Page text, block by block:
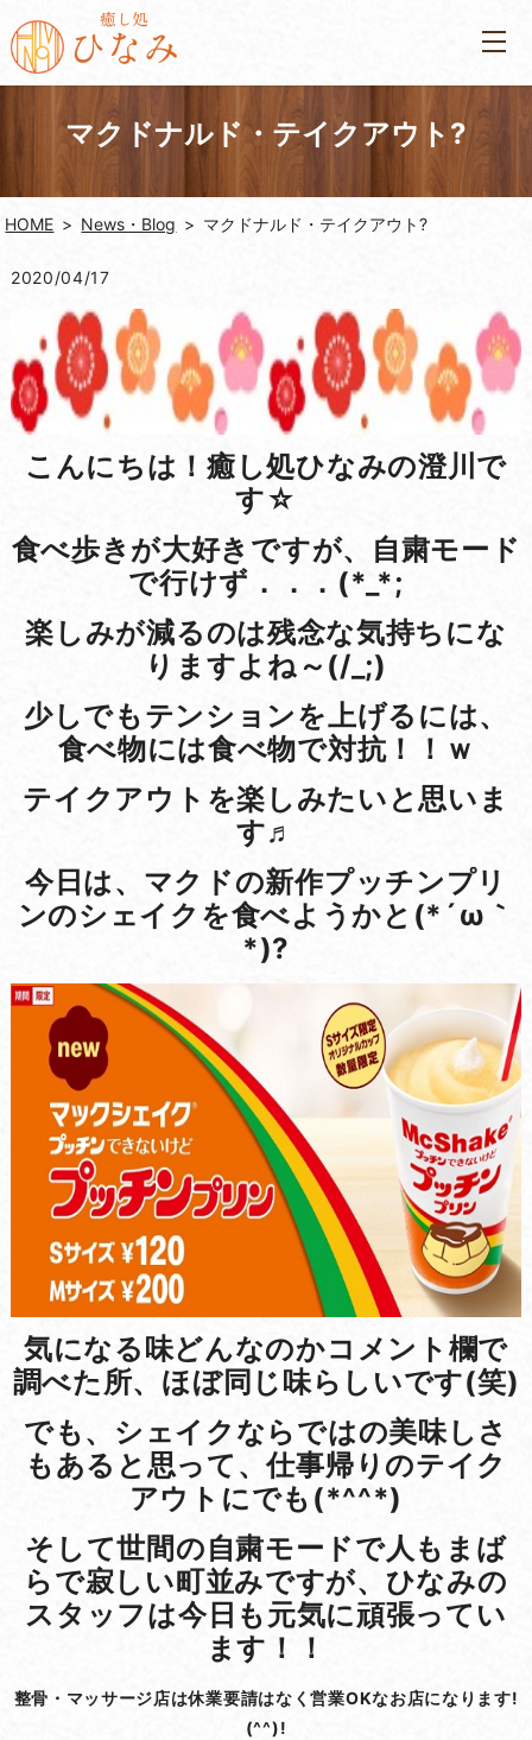
マクドナルド・テイクアウト?
HOME News・Blog マクドナルド・テイクアウト?
2020/04/17
こんにちは！癒し処ひなみの澄川で
す☆
食べ歩きが大好きですが、自粛モード
で行けず．．．(*_*;
楽しみが減るのは残念な気持ちにな
りますよね～(/_;)
少しでもテンションを上げるには、
食べ物には食べ物で対抗！！ｗ
テイクアウトを楽しみたいと思いま
す♬
今日は、マクドの新作プッチンプリ
ンのシェイクを食べようかと(*´ω｀
*)?
気になる味どんなのかコメント欄で
調べた所、ほぼ同じ味らしいです(笑)
でも、シェイクならではの美味しさ
もあると思って、仕事帰りのテイク
アウトにでも(*^^*)
そして世間の自粛モードで人もまば
らで寂しい町並みですが、ひなみの
スタッフは今日も元気に頑張ってい
ます！！
整骨・マッサージ店は休業要請はなく営業OKなお店になります!
(^^)!